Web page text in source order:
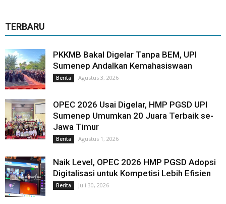
TERBARU
PKKMB Bakal Digelar Tanpa BEM, UPI
Sumenep Andalkan Kemahasiswaan
Berita Agustus 3, 2026
OPEC 2026 Usai Digelar, HMP PGSD UPI
Sumenep Umumkan 20 Juara Terbaik se-
Jawa Timur
Berita Agustus 1, 2026
Naik Level, OPEC 2026 HMP PGSD Adopsi
Digitalisasi untuk Kompetisi Lebih Efisien
Berita Juli 30, 2026